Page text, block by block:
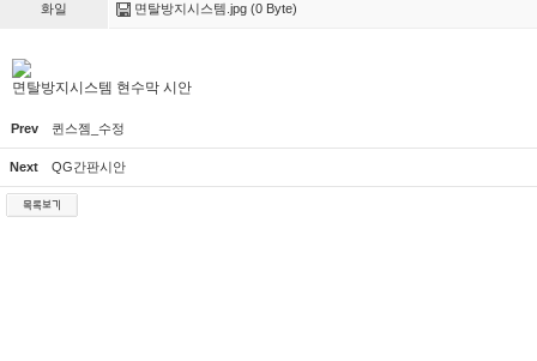
화일 면탈방지시스템.jpg (0 Byte)
면탈방지시스템 현수막 시안
Prev 퀸스젬_수정
Next QG간판시안